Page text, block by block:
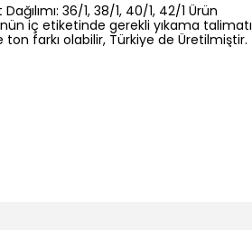
36/1, 38/1, 40/1, 42/1 Ürün
iç etiketinde gerekli yıkama talimatı
farkı olabilir, Türkiye de Üretilmiştir.